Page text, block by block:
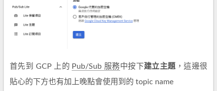
首先到 GCP 上的 Pub/Sub 服務中按下建立主題 ，這邊很
貼心的下方也有加上晚點會使用到的 topic name